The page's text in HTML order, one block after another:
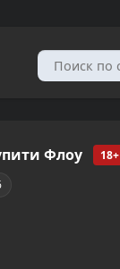
Флоу 18+